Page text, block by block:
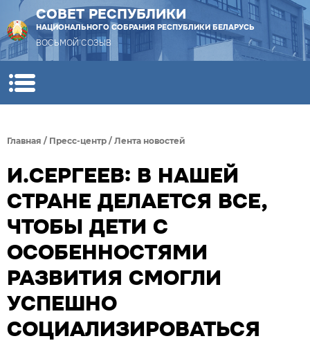
СОВЕТ РЕСПУБЛИКИ
НАЦИОНАЛЬНОГО СОБРАНИЯ РЕСПУБЛИКИ БЕЛАРУСЬ
ВОСЬМОЙ СОЗЫВ
Главная / Пресс-центр / Лента новостей
И.СЕРГЕЕВ: В НАШЕЙ
СТРАНЕ ДЕЛАЕТСЯ ВСЕ,
ЧТОБЫ ДЕТИ С
ОСОБЕННОСТЯМИ
РАЗВИТИЯ СМОГЛИ
УСПЕШНО
СОЦИАЛИЗИРОВАТЬСЯ